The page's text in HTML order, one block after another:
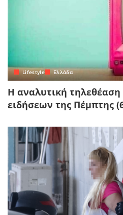
Lifestyle Ελλάδα
Η αναλυτική
ειδήσεων της Πέμπτης